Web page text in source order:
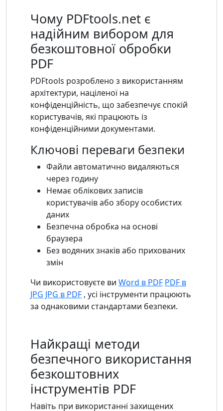
Чому PDFtools.net є
надійним вибором для
безкоштовної обробки
PDF
PDFtools розроблено з використанням
архітектури, націленої на
конфіденційність, що забезпечує спокій
користувачів, які працюють із
конфіденційними документами.
Ключові переваги безпеки
Файли автоматично видаляються
через годину
Немає облікових записів
користувачів або збору особистих
даних
Безпечна обробка на основі
браузера
Без водяних знаків або прихованих
змін
Чи використовуєте ви Word в PDF PDF в
JPG JPG в PDF , усі інструменти працюють
за однаковими стандартами безпеки.
Найкращі методи
безпечного використання
безкоштовних
інструментів PDF
Навіть при використанні захищених